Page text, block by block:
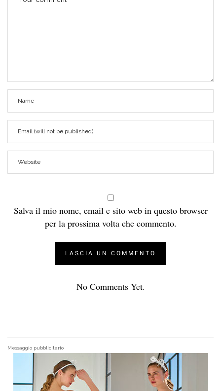
Salva il mio nome, email e sito web in questo browser
per la prossima volta che commento.
No Comments Yet.
Messaggio pubblicitario